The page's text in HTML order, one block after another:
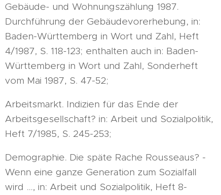
Gebäude- und Wohnungszählung 1987.
Durchführung der Gebäudevorerhebung, in:
Baden-Württemberg in Wort und Zahl, Heft
4/1987, S. 118-123; enthalten auch in: Baden-
Württemberg in Wort und Zahl, Sonderheft
vom Mai 1987, S. 47-52;
Arbeitsmarkt. Indizien für das Ende der
Arbeitsgesellschaft? in: Arbeit und Sozialpolitik,
Heft 7/1985, S. 245-253;
Demographie. Die späte Rache Rousseaus? -
Wenn eine ganze Generation zum Sozialfall
wird ..., in: Arbeit und Sozialpolitik, Heft 8-